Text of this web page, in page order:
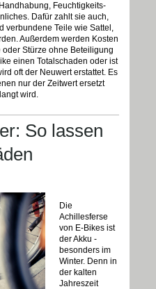
Feuchtigkeits-
Dafür zahlt sie auch,
verbundene Teile wie Sattel,
Außerdem werden Kosten
Stürze ohne Beteiligung
einen Totalschaden oder ist
oft der Neuwert erstattet. Es
nur der Zeitwert ersetzt
wird.
So lassen
Die
Achillesferse
von E-Bikes ist
der Akku -
besonders im
Winter. Denn in
der kalten
Jahreszeit